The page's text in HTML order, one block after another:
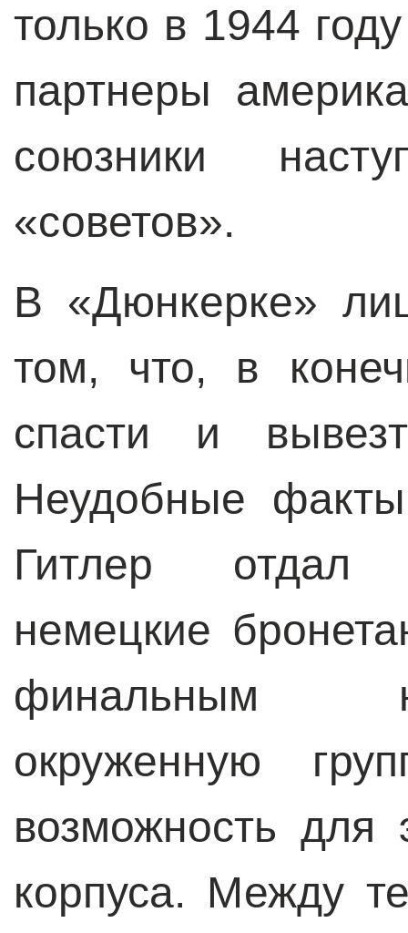
только в 1944
партнеры
союзники
«советов».
В «Дюнкерке»
том, что, в
спасти и
Неудобные факты
Гитлер отдал
немецкие
финальным
окруженную
возможность для
корпуса. Между